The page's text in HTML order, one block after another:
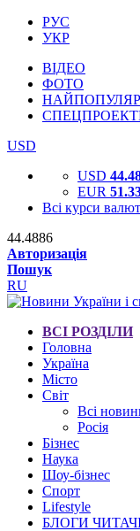
РУС
УКР
ВІДЕО
ФОТО
USD
USD
EUR
Всі курси валют
44.4886
Авторизація
Пошук
RU
ВСІ РОЗДІЛИ
Головна
Україна
Місто
Світ
Всі
Росія
Бізнес
Наука
Шоу-бізнес
Спорт
Lifestyle
БЛОГИ